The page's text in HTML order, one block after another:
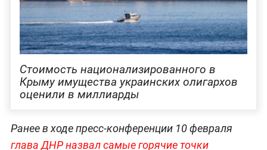
Стоимость национализированного в
Крыму имущества украинских олигархов
оценили в миллиарды
Ранее в ходе пресс-конференции 10 февраля
глава ДНР назвал самые горячие точки